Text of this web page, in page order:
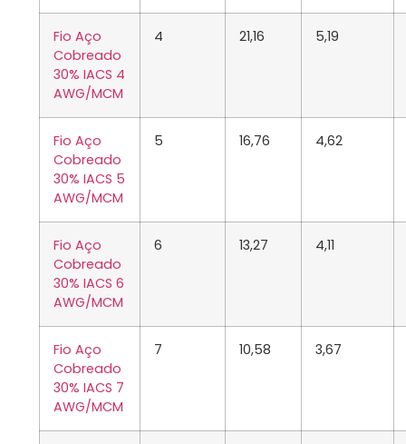
Fio Aço
Cobreado
30% IACS 4
AWG/MCM
4 21,16 5,19
Fio Aço
Cobreado
30% IACS 5
AWG/MCM
5 16,76 4,62
Fio Aço
Cobreado
30% IACS 6
AWG/MCM
6 13,27 4,11
Fio Aço
Cobreado
30% IACS 7
AWG/MCM
7 10,58 3,67